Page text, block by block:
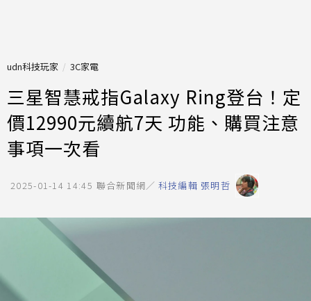
udn科技玩家 3C家電
三星智慧戒指Galaxy Ring登台！定
價12990元續航7天 功能、購買注意
事項一次看
2025-01-14 14:45 聯合新聞網／ 科技編輯 張明哲